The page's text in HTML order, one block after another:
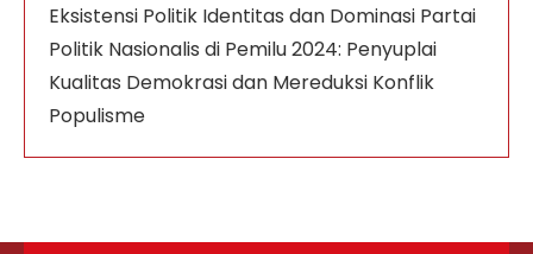
Eksistensi Politik Identitas dan Dominasi Partai
Politik Nasionalis di Pemilu 2024: Penyuplai
Kualitas Demokrasi dan Mereduksi Konflik
Populisme